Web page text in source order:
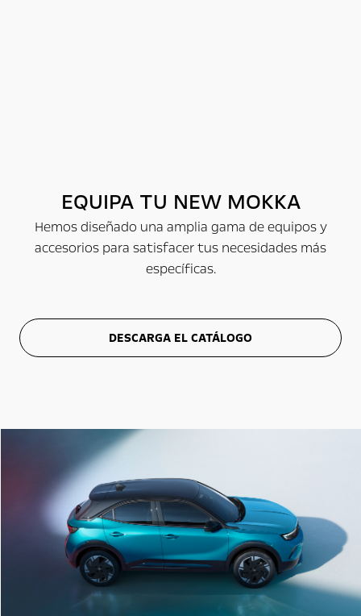
EQUIPA TU NEW MOKKA
Hemos diseñado una amplia gama de equipos y
accesorios para satisfacer tus necesidades más
específicas.
DESCARGA EL CATÁLOGO